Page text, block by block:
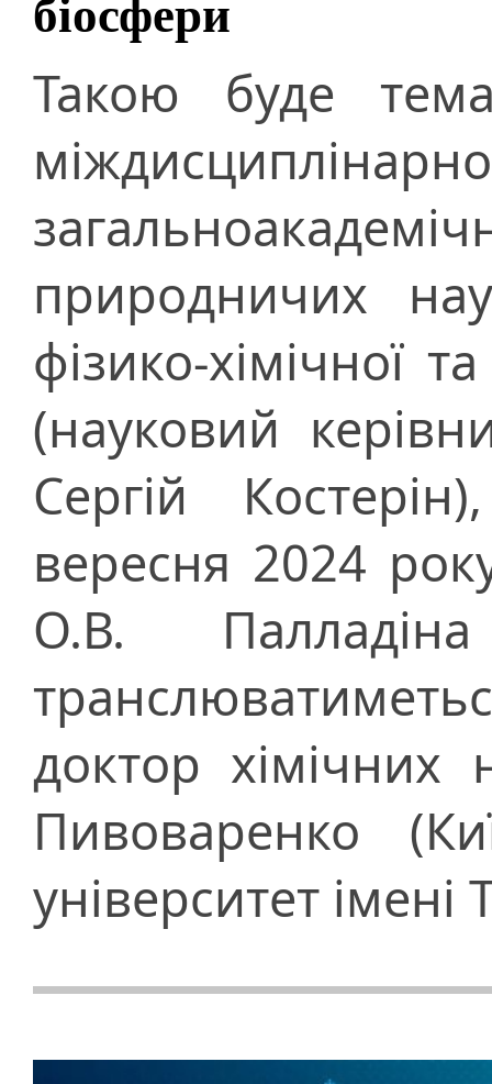
Такою буде
природничих
фізико-хімічної
(науковий
Сергій
вересня 2024 року
О.В.
доктор хімічних
Пивоваренко
університет